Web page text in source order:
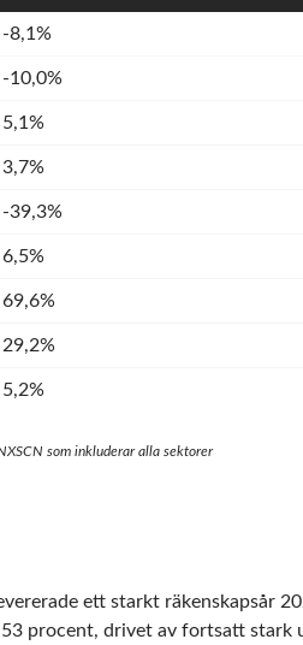
-8,1%
-10,0%
5,1%
3,7%
-39,3%
6,5%
69,6%
29,2%
5,2%
som inkluderar alla sektorer
ett starkt räkenskapsår
procent, drivet av fortsatt stark